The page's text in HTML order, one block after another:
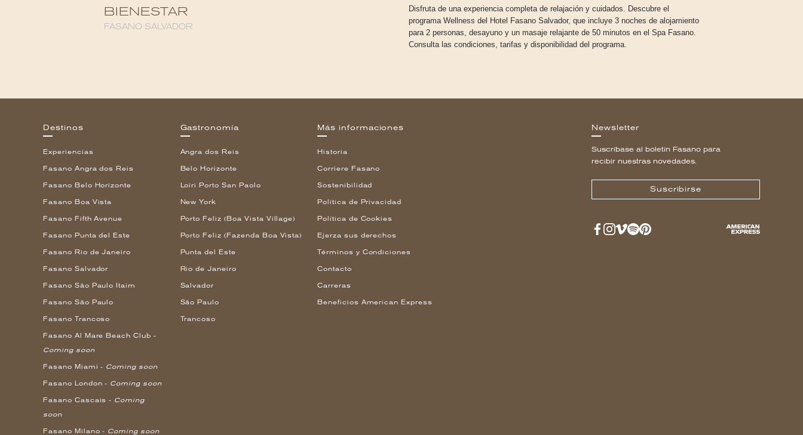
BIENESTAR
FASANO SALVADOR
Disfruta de una experiencia completa de relajación y cuidados. Descubre el
programa Wellness del Hotel Fasano Salvador, que incluye 3 noches de alojamiento
para 2 personas, desayuno y un masaje relajante de 50 minutos en el Spa Fasano.
Consulta las condiciones, tarifas y disponibilidad del programa.
Destinos
Experiencias
Fasano Angra dos Reis
Fasano Belo Horizonte
Fasano Boa Vista
Fasano Fifth Avenue
Fasano Punta del Este
Fasano Rio de Janeiro
Fasano Salvador
Fasano São Paulo Itaim
Fasano São Paulo
Fasano Trancoso
Fasano Al Mare Beach Club -
Coming soon
Fasano Miami - Coming soon
Fasano London - Coming soon
Fasano Cascais - Coming
soon
Fasano Milano - Coming soon
Gastronomía
Angra dos Reis
Belo Horizonte
Loiri Porto San Paolo
New York
Porto Feliz (Boa Vista Village)
Porto Feliz (Fazenda Boa Vista)
Punta del Este
Rio de Janeiro
Salvador
São Paulo
Trancoso
Más informaciones
Historia
Corriere Fasano
Sostenibilidad
Política de Privacidad
Política de Cookies
Ejerza sus derechos
Términos y Condiciones
Contacto
Carreras
Beneficios American Express
Newsletter
Suscríbase al boletín Fasano para
recibir nuestras novedades.
Suscribirse